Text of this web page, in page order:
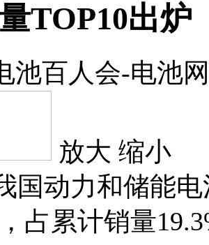
TOP10出炉
池百人会-电池
放大 缩小
国动力和储能
占累计销量